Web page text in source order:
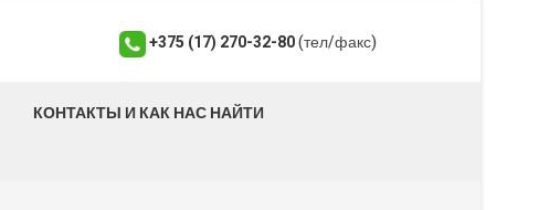
+375 (17) 270-32-80(тел/факс)
КОНТАКТЫ И КАК НАС НАЙТИ